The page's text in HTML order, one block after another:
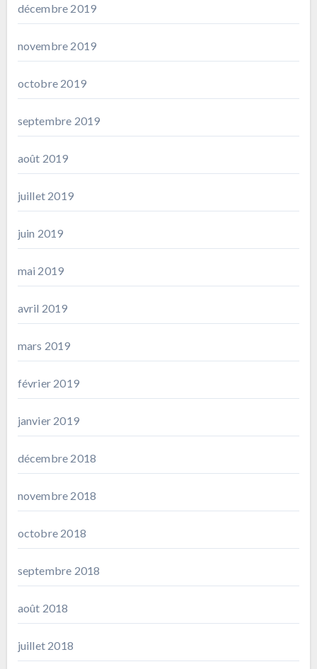
décembre 2019
novembre 2019
octobre 2019
septembre 2019
août 2019
juillet 2019
juin 2019
mai 2019
avril 2019
mars 2019
février 2019
janvier 2019
décembre 2018
novembre 2018
octobre 2018
septembre 2018
août 2018
juillet 2018